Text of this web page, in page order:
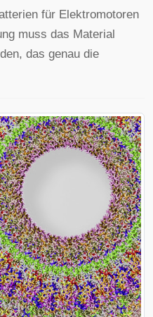
für Elektromotoren
muss das Material
das genau die